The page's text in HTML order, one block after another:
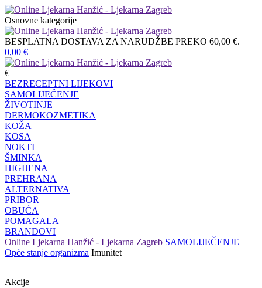
Osnovne kategorije
BESPLATNA DOSTAVA ZA NARUDŽBE PREKO 60,00 €.
0,00 €
€
BEZRECEPTNI LIJEKOVI
SAMOLIJEČENJE
ŽIVOTINJE
DERMOKOZMETIKA
KOŽA
KOSA
NOKTI
ŠMINKA
HIGIJENA
PREHRANA
ALTERNATIVA
PRIBOR
OBUĆA
POMAGALA
BRANDOVI
Online Ljekarna Hanžić - Ljekarna Zagreb SAMOLIJEČENJE
Opće stanje organizma Imunitet
Akcije